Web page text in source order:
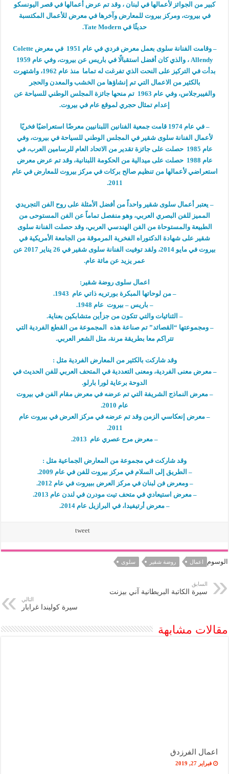
كبير من الجوائز لأعمالها في لبنان ، وقد تم عرض أعمالها في قصر اليونسكو
في بيروت، ومركز بيروت للمعارض وآخرها في معرض للأعمال المكتسبة
حديثًا في Tate Modern.
– وقامت الفنانة سلوى بعمل معرض فردي في عام 1951 في معرض Colette
Allendy ، والذي كان أفضل استقبالًا في باريس عن بيروت، وفي عام 1959
بدأت في التركيز على النحت الذي تفرغت له تماما منذ عام 1962، واشتهرت
بالكثير من الاعمال التي تم إنشاؤها من الخشب والمعدن والحجر
والفيبرجلاس، وفي عام 1963 تم منحها جائزة المجلس الوطني للسياحة عن
إعدام تمثال حجري لموقع عام في بيروت.
– في عام 1974 قامت جمعية الفنانين اللبنانيين معرضًا استعراضيًا فخريًا
لأعمال الفنانة سلوى شقير في المجلس الوطني للسياحة في بيروت، وفي
عام 1985 حصلت على جائزة تقدير من الاتحاد العام للرسامين العرب، في
عام 1988 حصلت على ميدالية من الحكومة اللبنانية، وقد تم عرض معرض
استعراضي لأعمالها من تنظيم صالح بركات في مركز بيروت للمعارض في عام
2011.
– يعتبر أعمال سلوى شقير واحداً من أفضل الأمثلة على روح الفن التجريدي
المميز للفن البصري العربي، وهو منفصل تماماً عن الفن المستوحى من
الطبيعة والمستوحاة من الفن الهندسي العربي، وقد حصلت الفنانة سلوى
شقير على شهادة الدكتوراه الفخرية المرموقة من الجامعة الأمريكية في
بيروت في مايو 2014، ولقد توفيت الفنانة سلوى شقير في 26 يناير 2017 عن
عمر يزيد عن مائة عام.
اعمال سلوى روضة شقير:
– من لوحاتها المبكرة بورتريه ذاتي عام 1943.
– باريس – بيروت عام 1948.
– الثنائيات والتي تتكون من جزأين متشابكين بعناية.
– ومجموعتها “القصائد” تم صناعة هذه المجموعة من القطع الفردية التي
تتراكم معا بطريقة مرنة، مثل الشعر العربي.
وقد شاركت بالكثير من المعارض الفردية مثل :
– معرض معنى الفردية، ومعنى التعددية في المتحف العربي للفن الحديث في
الدوحة برعاية لورا بارلو.
– معرض النماذج الشريفة التي تم عرضه في معرض مقام الفن في بيروت
عام 2010.
– معرض إنعكاسي الزمن وقد تم عرضه في مركز العرض في بيروت عام
2011.
– معرض مرح عصري عام 2013.
وقد شاركت في مجموعة من المعارض الجماعية مثل :
– الطريق إلى السلام في مركز بيروت للفن في عام 2009.
– ومعرض فن لبنان في مركز العرض ببيروت في عام 2012.
–معرض استيعادي في متحف تيت مودرن في لندن عام 2013.
– معرض أرتيفيدا، في البرازيل عام 2014.
tweet
الوسوم اعمال روضة شقير سلوى
السابق
سيرة الكاتبة البريطانية آني بيزنت
التالي
سيرة كوليندا غرابار
مقالات مشابهة
اعمال الفرزدق
فبراير 27, 2019